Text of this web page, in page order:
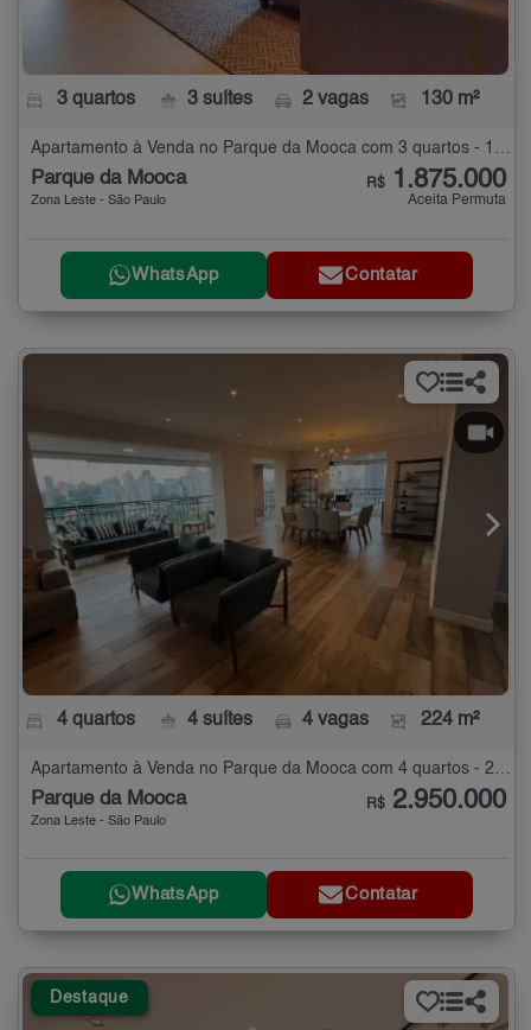
3 quartos 3 suítes 2 vagas 130 m²
Apartamento à Venda no Parque da Mooca com 3 quartos - 130 m²
Parque da Mooca
Zona Leste - São Paulo
R$ 1.875.000
Aceita Permuta
WhatsApp Contatar
4 quartos 4 suítes 4 vagas 224 m²
Parque da Mooca
Zona Leste - São Paulo
R$ 2.950.000
WhatsApp Contatar
Destaque